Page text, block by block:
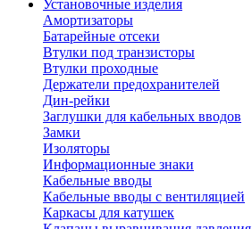
Установочные изделия
Амортизаторы
Батарейные отсеки
Втулки под транзисторы
Втулки проходные
Держатели предохранителей
Дин-рейки
Заглушки для кабельных вводов
Замки
Изоляторы
Информационные знаки
Кабельные вводы
Кабельные вводы с вентиляцией
Каркасы для катушек